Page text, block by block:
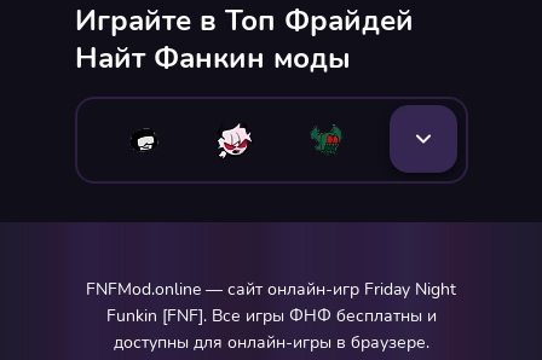
Играйте в Топ Фрайдей
Найт Фанкин моды
FNFMod.online — сайт онлайн-игр Friday Night
Funkin [FNF]. Все игры ФНФ бесплатны и
доступны для онлайн-игры в браузере.